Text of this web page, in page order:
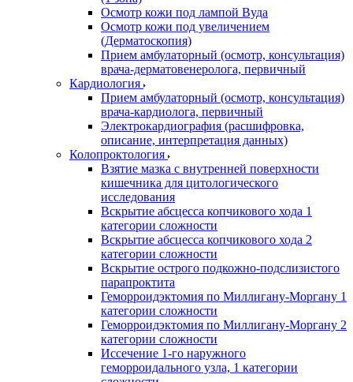
Осмотр кожи под лампой Вуда
Осмотр кожи под увеличением
(Дерматоскопия)
Прием амбулаторный (осмотр, консультация)
врача-дерматовенеролога, первичный
Кардиология
Прием амбулаторный (осмотр, консультация)
врача-кардиолога, первичный
Электрокардиография (расшифровка,
описание, интерпретация данных)
Колопроктология
Взятие мазка с внутренней поверхности
кишечника для цитологического
исследования
Вскрытие абсцесса копчикового хода 1
категории сложности
Вскрытие абсцесса копчикового хода 2
категории сложности
Вскрытие острого подкожно-подслизистого
парапроктита
Геморроидэктомия по Миллигану-Моргану 1
категории сложности
Геморроидэктомия по Миллигану-Моргану 2
категории сложности
Иссечение 1-го наружного
геморроидального узла, 1 категории